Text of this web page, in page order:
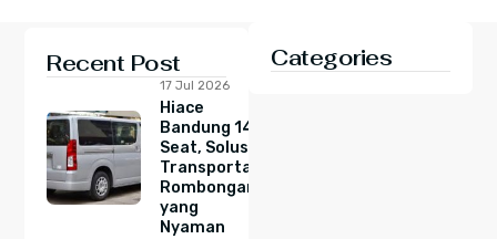
Recent Post
17 Jul 2026
Hiace
Bandung 14
Seat, Solusi
Transportasi
Rombongan
yang
Nyaman
Categories